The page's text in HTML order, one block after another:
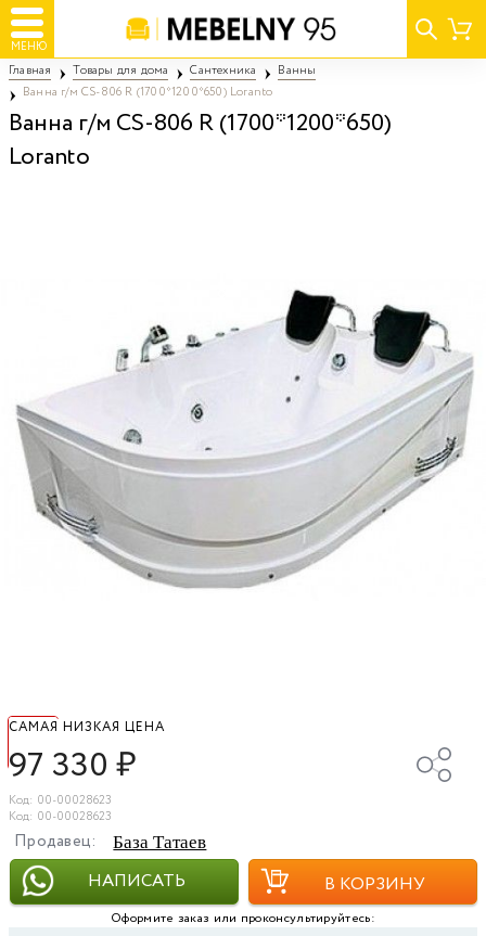
МЕНЮ
Главная Товары для дома Сантехника
Ванны
Ванна г/м CS-806 R (1700*1200*650) Loranto
Ванна г/м CS-806 R (1700*1200*650)
Loranto
САМАЯ НИЗКАЯ ЦЕНА
97 330₽
Код: 00-00028623
Код: 00-00028623
Продавец: База Татаев
НАПИСАТЬ В КОРЗИНУ
Оформите заказ или проконсультируйтесь: